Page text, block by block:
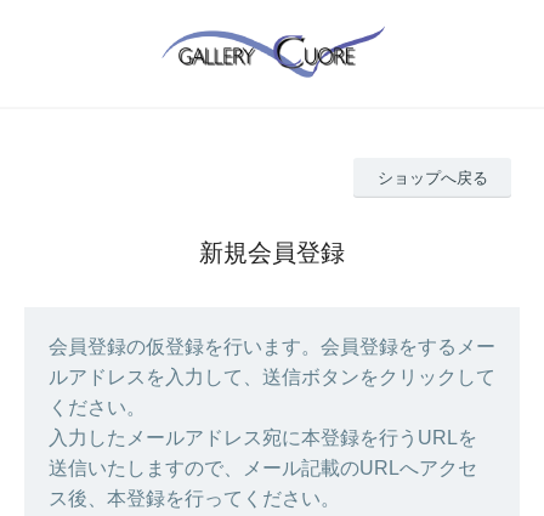
ショップへ戻る
新規会員登録
会員登録の仮登録を行います。会員登録をするメー
ルアドレスを入力して、送信ボタンをクリックして
ください。
入力したメールアドレス宛に本登録を行うURLを
送信いたしますので、メール記載のURLへアクセ
ス後、本登録を行ってください。